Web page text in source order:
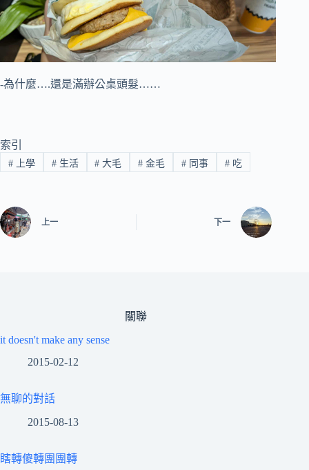
-為什麼….還是滿辦公桌頭髮……
索引
#上學 #生活 # 大毛 # 金毛 # 同事 #吃
上一 下一
關聯
it doesn't make any sense
2015-02-12
無聊的對話
2015-08-13
瞎轉傻轉團團轉